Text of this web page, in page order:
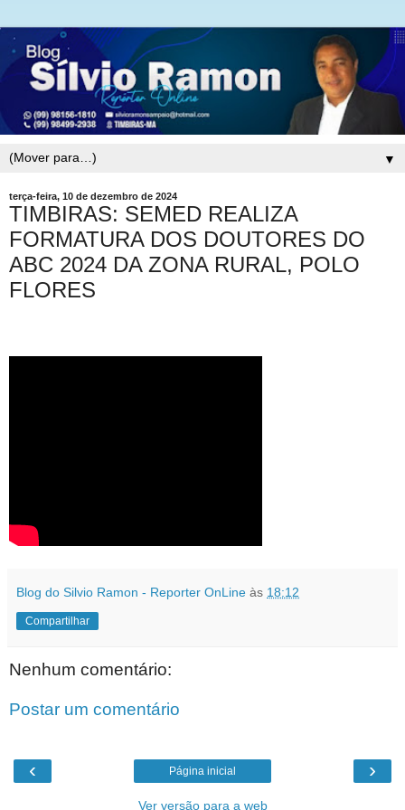
▼
terça-feira, 10 de dezembro de 2024
TIMBIRAS: SEMED REALIZA
FORMATURA DOS DOUTORES DO
ABC 2024 DA ZONA RURAL, POLO
FLORES
Blog do Silvio Ramon - Reporter OnLine às 18:12
Compartilhar
Nenhum comentário:
Postar um comentário
‹ ›
Página inicial
Ver versão para a web